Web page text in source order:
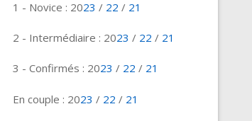
1 - Novice : 2023 / 22 / 21
2 - Intermédiaire : 2023 / 22 / 21
3 - Confirmés : 2023 / 22 / 21
En couple : 2023 / 22 / 21